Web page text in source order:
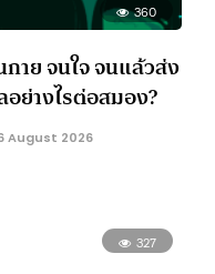
360
าย จนใจ จนแล้วส่ง
อย่างไรต่อสมอง?
August 2026
327